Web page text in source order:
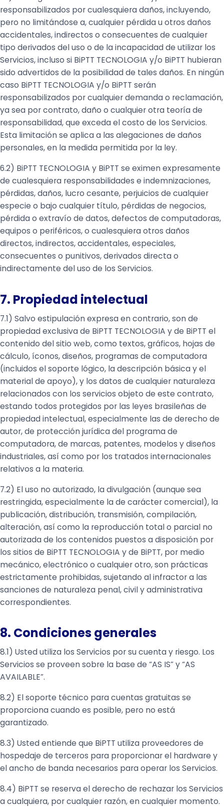
responsabilizados por cualesquiera daños, incluyendo,
pero no limitándose a, cualquier pérdida u otros daños
accidentales, indirectos o consecuentes de cualquier
tipo derivados del uso o de la incapacidad de utilizar los
Servicios, incluso si BiPTT TECNOLOGIA y/o BiPTT hubieran
sido advertidos de la posibilidad de tales daños. En ningún
caso BiPTT TECNOLOGIA y/o BiPTT serán
responsabilizados por cualquier demanda o reclamación,
ya sea por contrato, daño o cualquier otra teoría de
responsabilidad, que exceda el costo de los Servicios.
Esta limitación se aplica a las alegaciones de daños
personales, en la medida permitida por la ley.
6.2) BiPTT TECNOLOGIA y BiPTT se eximen expresamente
de cualesquiera responsabilidades e indemnizaciones,
pérdidas, daños, lucro cesante, perjuicios de cualquier
especie o bajo cualquier título, pérdidas de negocios,
pérdida o extravío de datos, defectos de computadoras,
equipos o periféricos, o cualesquiera otros daños
directos, indirectos, accidentales, especiales,
consecuentes o punitivos, derivados directa o
indirectamente del uso de los Servicios.
7. Propiedad intelectual
7.1) Salvo estipulación expresa en contrario, son de
propiedad exclusiva de BiPTT TECNOLOGIA y de BiPTT el
contenido del sitio web, como textos, gráficos, hojas de
cálculo, íconos, diseños, programas de computadora
(incluidos el soporte lógico, la descripción básica y el
material de apoyo), y los datos de cualquier naturaleza
relacionados con los servicios objeto de este contrato,
estando todos protegidos por las leyes brasileñas de
propiedad intelectual, especialmente las de derecho de
autor, de protección jurídica del programa de
computadora, de marcas, patentes, modelos y diseños
industriales, así como por los tratados internacionales
relativos a la materia.
7.2) El uso no autorizado, la divulgación (aunque sea
restringida, especialmente la de carácter comercial), la
publicación, distribución, transmisión, compilación,
alteración, así como la reproducción total o parcial no
autorizada de los contenidos puestos a disposición por
los sitios de BiPTT TECNOLOGIA y de BiPTT, por medio
mecánico, electrónico o cualquier otro, son prácticas
estrictamente prohibidas, sujetando al infractor a las
sanciones de naturaleza penal, civil y administrativa
correspondientes.
8. Condiciones generales
8.1) Usted utiliza los Servicios por su cuenta y riesgo. Los
Servicios se proveen sobre la base de “AS IS” y “AS
AVAILABLE”.
8.2) El soporte técnico para cuentas gratuitas se
proporciona cuando es posible, pero no está
garantizado.
8.3) Usted entiende que BiPTT utiliza proveedores de
hospedaje de terceros para proporcionar el hardware y
el ancho de banda necesarios para operar los Servicios.
8.4) BiPTT se reserva el derecho de rechazar los Servicios
a cualquiera, por cualquier razón, en cualquier momento.